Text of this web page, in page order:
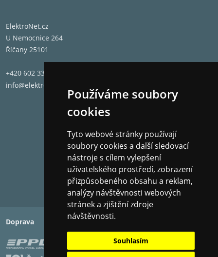
Používáme soubory
cookies
Tyto webové stránky používají
soubory cookies a další sledovací
nástroje s cílem vylepšení
uživatelského prostředí, zobrazení
přizpůsobeného obsahu a reklam,
analýzy návštěvnosti webových
stránek a zjištění zdroje
návštěvnosti.
Souhlasím
ElektroNet.cz
U Nemocnice 264
Říčany 25101
+420 602 331 662
info@elektronet.cz
Doprava Platba